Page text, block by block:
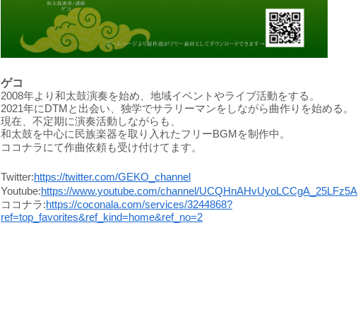
ゲコ
2008年より和太鼓演奏を始め、地域イベントやライブ活動をする。
2021年にDTMと出会い、独学でサラリーマンをしながら曲作りを始める。
現在、不定期に演奏活動しながらも、
和太鼓を中心に民族楽器を取り入れたフリーBGMを制作中。
ココナラにて作曲依頼も受け付けてます。
Twitter:https://twitter.com/GEKO_channel
Youtube:https://www.youtube.com/channel/UCQHnAHvUyoLCCgA_25LFz5A
ココナラ:https://coconala.com/services/3244868?
ref=top_favorites&ref_kind=home&ref_no=2